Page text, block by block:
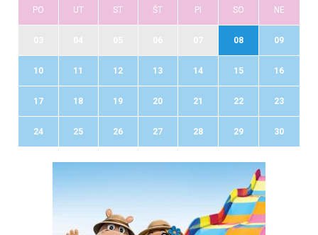
PO UT ST ŠT PI SO NE
08 09
10 11 12 13 14 15 16
17 18 19 20 21 22 23
24 25 26 27 28 29 30